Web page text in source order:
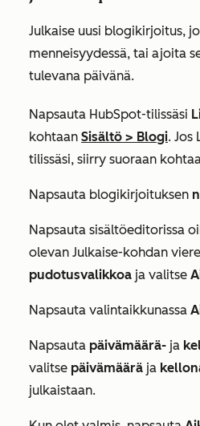
Julkaise uusi blogikirjoitus,
menneisyydessä, tai ajoita
tulevana päivänä.
Napsauta HubSpot-tilissäsi
kohtaan Sisältö > Blogi. Jos
tilissäsi, siirry suoraan
Napsauta blogikirjoituksen
Napsauta sisältöeditorissa
olevan Julkaise-kohdan
pudotusvalikkoa ja valitse
Napsauta valintaikkunassa
Napsauta päivämäärä- ja
valitse päivämäärä ja
julkaistaan.